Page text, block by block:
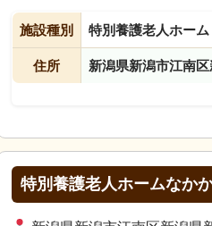
施設種別 特別養護老人ホーム
住所 新潟県新潟市江南
特別養護老人ホームなか